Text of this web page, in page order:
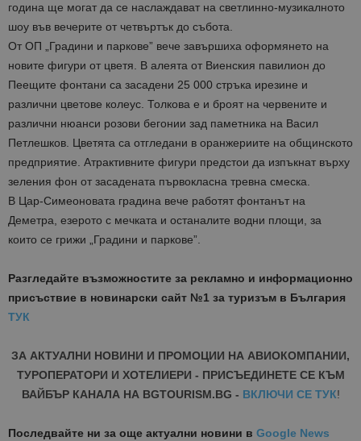
година ще могат да се наслаждават на светлинно-музикалното
шоу във вечерите от четвъртък до събота.
От ОП „Градини и паркове” вече завършиха оформянето на
новите фигури от цветя. В алеята от Виенския павилион до
Пеещите фонтани са засадени 25 000 стръка ирезине и
различни цветове колеус. Толкова е и броят на червените и
различни нюанси розови бегонии зад паметника на Васил
Петлешков. Цветята са отгледани в оранжериите на общинското
предприятие. Атрактивните фигури предстои да изпъкнат върху
зеления фон от засадената първокласна тревна смеска.
В Цар-Симеоновата градина вече работят фонтанът на
Деметра, езерото с мечката и останалите водни площи, за
които се грижи „Градини и паркове”.
Разгледайте възможностите за рекламно и информационно
присъствие в новинарски сайт №1 за туризъм в България
ТУК
ЗА АКТУАЛНИ НОВИНИ И ПРОМОЦИИ НА АВИОКОМПАНИИ,
ТУРОПЕРАТОРИ И ХОТЕЛИЕРИ - ПРИСЪЕДИНЕТЕ СЕ КЪМ
ВАЙБЪР КАНАЛА НА BGTOURISM.BG - ВКЛЮЧИ СЕ ТУК!
Последвайте ни за още актуални новини в Google News